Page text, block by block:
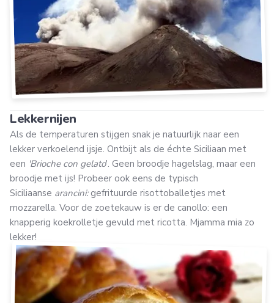
Lekkernijen
Als de temperaturen stijgen snak je natuurlijk naar een
lekker verkoelend ijsje. Ontbijt als de échte Siciliaan met
een 'Brioche con gelato'. Geen broodje hagelslag, maar een
broodje met ijs! Probeer ook eens de typisch
Siciliaanse arancini:gefrituurde risottoballetjes met
mozzarella. Voor de zoetekauw is er de canollo: een
knapperig koekrolletje gevuld met ricotta. Mjamma mia zo
lekker!